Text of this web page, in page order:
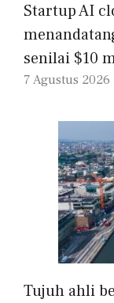
Startup AI
senilai $10
7 Agustus 2026
Tujuh ahli